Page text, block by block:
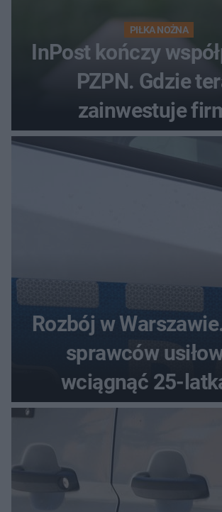
PIŁKA NOŻNA
InPost kończy
PZPN. Gdzie
zainwestuje
Rozbój w
sprawców
wciągnąć 25-
samochodu